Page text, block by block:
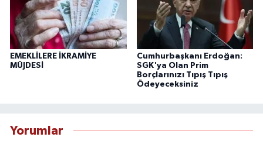
EMEKLİLERE İKRAMİYE
MÜJDESİ
Cumhurbaşkanı Erdoğan:
SGK'ya Olan Prim
Borçlarınızı Tıpış Tıpış
Ödeyeceksiniz
Yorumlar